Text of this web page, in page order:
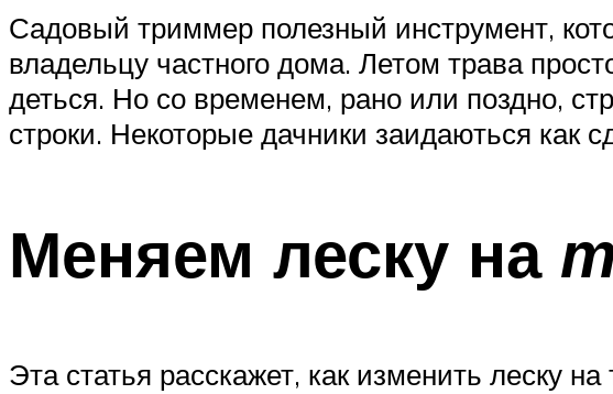
Садовый триммер полезный инструмент,
владельцу частного дома. Летом трава
деться. Но со временем, рано или поздно,
строки. Некоторые дачники заидаються как
Меняем леску на
Эта статья расскажет, как изменить леску